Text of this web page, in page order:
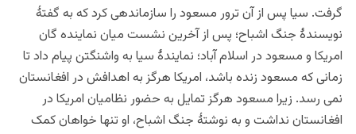
گرفت. سیا پس از آن ترور مسعود را سازماندهی کرد که به گفتۀ
نویسندۀ جنگ اشباح؛ پس از آخرین نشست میان نماینده گان
امریکا و مسعود در اسلام آباد؛ نمایندۀ سیا به واشنگتن پیام داد تا
زمانی که مسعود زنده باشد، امریکا هرگز به اهدافش در افغانستان
نمی رسد. زیرا مسعود هرگز تمایل به حضور نظامیان امریکا در
افغانستان نداشت و به نوشتۀ جنگ اشباح، او تنها خواهان کمک